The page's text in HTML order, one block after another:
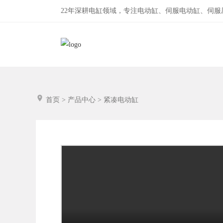
22年深耕电缸领域，专注电动缸、伺服电动缸、伺
首页 > 产品中心 > 紧凑电动缸